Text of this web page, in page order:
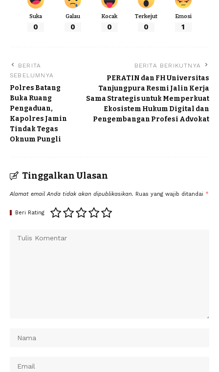
Suka
0
Galau
0
Kocak
0
Terkejut
0
Emosi
1
BERITA
SEBELUMNYA
Polres Batang
Buka Ruang
Pengaduan,
Kapolres Jamin
Tindak Tegas
Oknum Pungli
BERITA BERIKUTNYA
PERATIN dan FH Universitas
Tanjungpura Resmi Jalin Kerja
Sama Strategis untuk Memperkuat
Ekosistem Hukum Digital dan
Pengembangan Profesi Advokat
Tinggalkan Ulasan
Alamat email Anda tidak akan dipublikasikan. Ruas yang wajib ditandai *
Beri Rating